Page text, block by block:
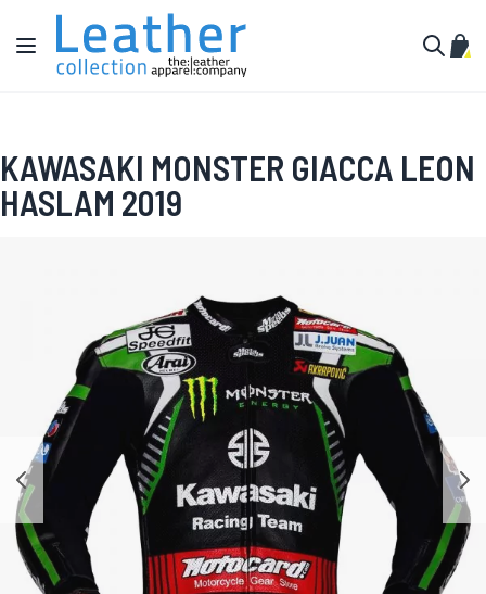
Salta al contenuto
Toggle Nav
KAWASAKI MONSTER GIACCA LEON
HASLAM 2019